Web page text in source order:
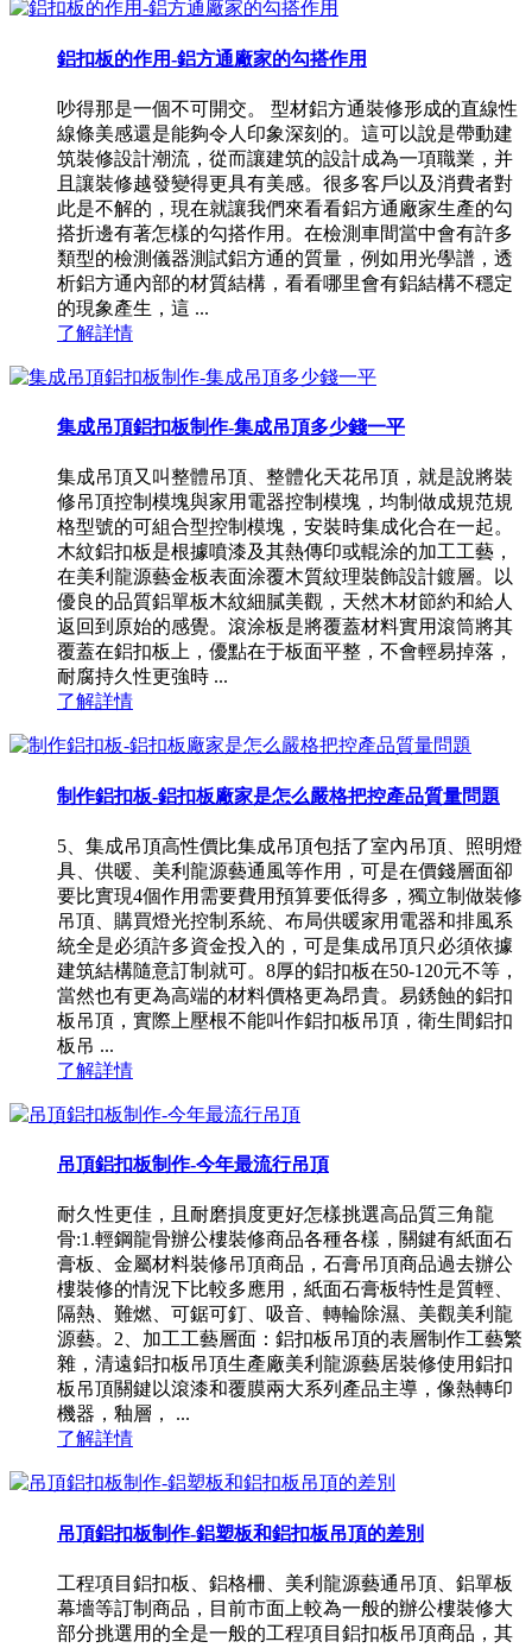
鋁扣板的作用-鋁方通廠家的勾搭作用
吵得那是一個不可開交。 型材鋁方通裝修形成的直線性
線條美感還是能夠令人印象深刻的。這可以說是帶動建
筑裝修設計潮流，從而讓建筑的設計成為一項職業，并
且讓裝修越發變得更具有美感。很多客戶以及消費者對
此是不解的，現在就讓我們來看看鋁方通廠家生產的勾
搭折邊有著怎樣的勾搭作用。在檢測車間當中會有許多
類型的檢測儀器測試鋁方通的質量，例如用光學譜，透
析鋁方通內部的材質結構，看看哪里會有鋁結構不穩定
的現象產生，這 ...
了解詳情
集成吊頂鋁扣板制作-集成吊頂多少錢一平
集成吊頂又叫整體吊頂、整體化天花吊頂，就是說將裝
修吊頂控制模塊與家用電器控制模塊，均制做成規范規
格型號的可組合型控制模塊，安裝時集成化合在一起。
木紋鋁扣板是根據噴漆及其熱傳印或輥涂的加工工藝，
在美利龍源藝金板表面涂覆木質紋理裝飾設計鍍層。以
優良的品質鋁單板木紋細膩美觀，天然木材節約和給人
返回到原始的感覺。滾涂板是將覆蓋材料實用滾筒將其
覆蓋在鋁扣板上，優點在于板面平整，不會輕易掉落，
耐腐持久性更強時 ...
了解詳情
制作鋁扣板-鋁扣板廠家是怎么嚴格把控產品質量問題
5、集成吊頂高性價比集成吊頂包括了室內吊頂、照明燈
具、供暖、美利龍源藝通風等作用，可是在價錢層面卻
要比實現4個作用需要費用預算要低得多，獨立制做裝修
吊頂、購買燈光控制系統、布局供暖家用電器和排風系
統全是必須許多資金投入的，可是集成吊頂只必須依據
建筑結構隨意訂制就可。8厚的鋁扣板在50-120元不等，
當然也有更為高端的材料價格更為昂貴。易銹蝕的鋁扣
板吊頂，實際上壓根不能叫作鋁扣板吊頂，衛生間鋁扣
板吊 ...
了解詳情
吊頂鋁扣板制作-今年最流行吊頂
耐久性更佳，且耐磨損度更好怎樣挑選高品質三角龍
骨:1.輕鋼龍骨辦公樓裝修商品各種各樣，關鍵有紙面石
膏板、金屬材料裝修吊頂商品，石膏吊頂商品過去辦公
樓裝修的情況下比較多應用，紙面石膏板特性是質輕、
隔熱、難燃、可鋸可釘、吸音、轉輪除濕、美觀美利龍
源藝。2、加工工藝層面：鋁扣板吊頂的表層制作工藝繁
雜，清遠鋁扣板吊頂生產廠美利龍源藝居裝修使用鋁扣
板吊頂關鍵以滾漆和覆膜兩大系列產品主導，像熱轉印
機器，釉層， ...
了解詳情
吊頂鋁扣板制作-鋁塑板和鋁扣板吊頂的差別
工程項目鋁扣板、鋁格柵、美利龍源藝通吊頂、鋁單板
幕墻等訂制商品，目前市面上較為一般的辦公樓裝修大
部分挑選用的全是一般的工程項目鋁扣板吊頂商品，其